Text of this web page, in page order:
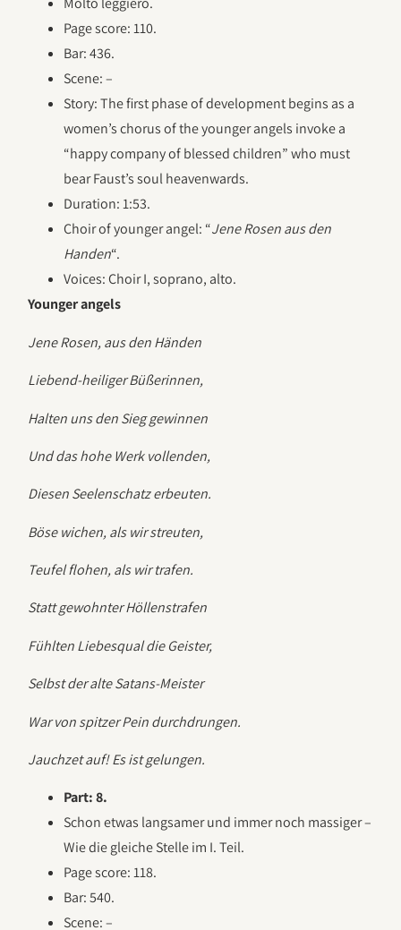
Page score: 110.
Bar: 436.
Scene: –
Story: The first phase of development begins as a
women’s chorus of the younger angels invoke a
“happy company of blessed children” who must
bear Faust’s soul heavenwards.
Duration: 1:53.
Choir of younger angel: “Jene Rosen aus den
Handen“.
Voices: Choir I, soprano, alto.
Younger angels
Jene Rosen, aus den Händen
Liebend-heiliger Büßerinnen,
Halten uns den Sieg gewinnen
Und das hohe Werk vollenden,
Diesen Seelenschatz erbeuten.
Böse wichen, als wir streuten,
Teufel flohen, als wir trafen.
Statt gewohnter Höllenstrafen
Fühlten Liebesqual die Geister,
Selbst der alte Satans-Meister
War von spitzer Pein durchdrungen.
Jauchzet auf! Es ist gelungen.
Part: 8.
Schon etwas langsamer und immer noch massiger –
Wie die gleiche Stelle im I. Teil.
Page score: 118.
Bar: 540.
Scene: –